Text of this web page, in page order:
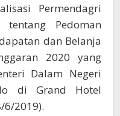
Permendagri
Pedoman
dan Belanja
2020 yang
Dalam Negeri
di Grand Hotel
6/2019).